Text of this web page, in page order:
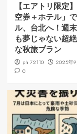
【エアトリ限定
空券＋ホテル」
ル、台北へ！週
も夢じゃない超
な秋旅プラン
phi72110
2025年
0